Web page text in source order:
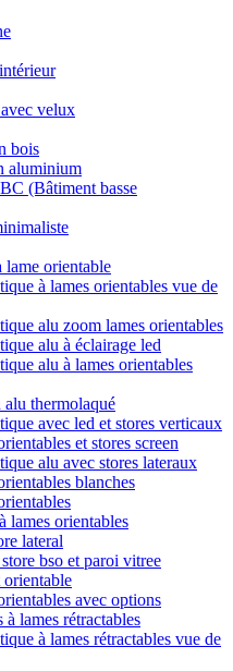
velux
bois
aluminium
(Bâtiment basse
lame orientable
à lames orientables vue de
alu zoom lames orientables
alu à éclairage led
alu à lames orientables
alu thermolaqué
avec led et stores verticaux
et stores screen
alu avec stores lateraux
blanches
lames orientables
lateral
bso et paroi vitree
orientable
avec options
lames rétractables
à lames rétractables vue de